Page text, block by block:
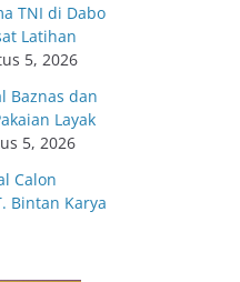
TNI di Dabo
Latihan
5, 2026
Baznas dan
Layak
5, 2026
Calon
Bintan Karya